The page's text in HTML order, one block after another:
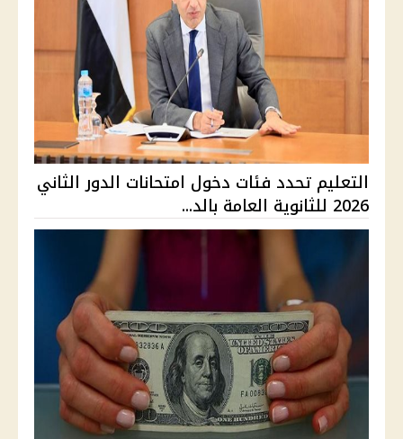
التعليم تحدد فئات دخول امتحانات الدور الثاني
2026 للثانوية العامة بالد...